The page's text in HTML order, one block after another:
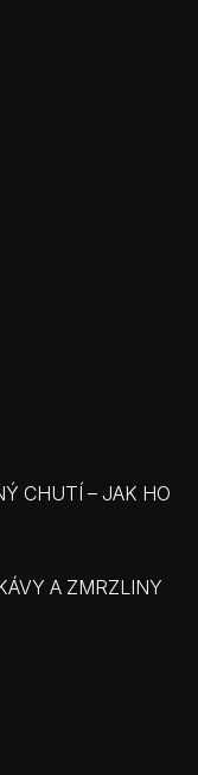
CHUTÍ – JAK HO
A ZMRZLINY